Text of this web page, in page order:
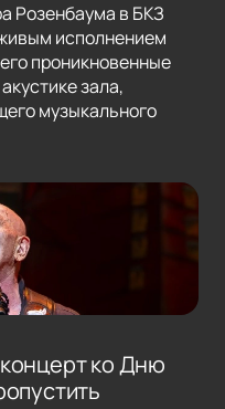
Розенбаума в БКЗ
исполнением
проникновенные
зала,
музыкального
ко Дню